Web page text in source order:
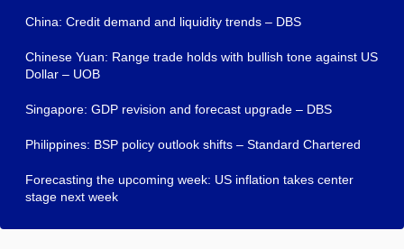
China: Credit demand and liquidity trends – DBS
Chinese Yuan: Range trade holds with bullish tone against US
Dollar – UOB
Singapore: GDP revision and forecast upgrade – DBS
Philippines: BSP policy outlook shifts – Standard Chartered
Forecasting the upcoming week: US inflation takes center
stage next week